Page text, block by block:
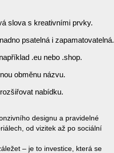
slova s kreativními prvky.
psatelná i zapamatovatelná.
.eu nebo .shop.
obměnu názvu.
nabídku.
designu a pravidelné
od vizitek až po sociální
– je to investice, která se